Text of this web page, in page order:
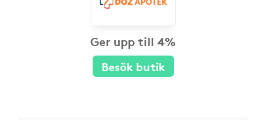
Ger upp till 4%
Besök butik